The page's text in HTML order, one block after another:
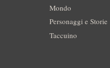
Mondo
Personaggi e Storie
Taccuino